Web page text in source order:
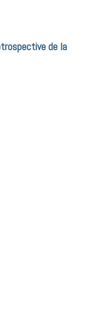
de la